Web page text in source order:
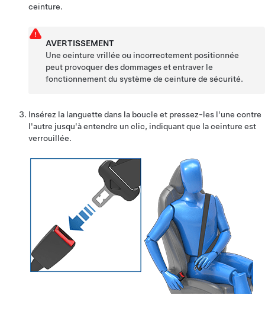
ceinture.
AVERTISSEMENT
Une ceinture vrillée ou incorrectement positionnée
peut provoquer des dommages et entraver le
fonctionnement du système de ceinture de sécurité.
Insérez la languette dans la boucle et pressez-les l'une contre
l'autre jusqu'à entendre un clic, indiquant que la ceinture est
verrouillée.